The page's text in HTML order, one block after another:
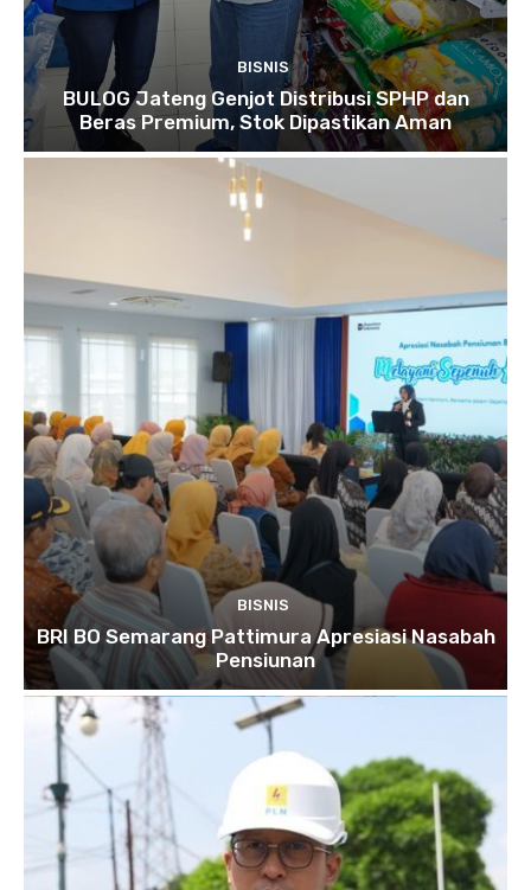
BISNIS
BULOG Jateng Genjot Distribusi SPHP dan
Beras Premium, Stok Dipastikan Aman
BISNIS
BRI BO Semarang Pattimura Apresiasi Nasabah
Pensiunan